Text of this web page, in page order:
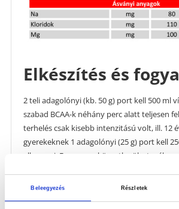
Beleegyezés Részletek
Elkészítés és
2 teli adagolónyi (kb. 50 g) port kell 500 ml
szabad BCAA-k néhány perc alatt teljesen
terhelés csak kisebb intenzitású volt, ill. 12
gyerekeknek 1 adagolónyi (25 g) port kell
elkeverni. Fogyassza közvetlenül a
után, ha lehet 15 percen belül. Használja
személyes étkezési tervezetével, arányosan